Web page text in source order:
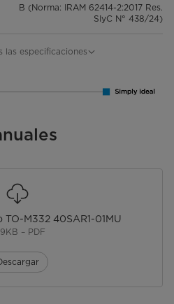
B (Norma: IRAM 62414-2:2017 Res.
SIyC N° 438/24)
Convección, Hornear, Gratinar y
Asadera, Pinza para Asadera y
las especificaciones
M332 40SAR1-01MU
– PDF